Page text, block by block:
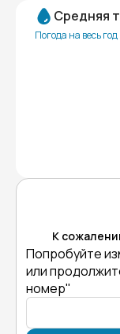
Средняя
Погода на весь год
К
Попробуйте
или
номер"